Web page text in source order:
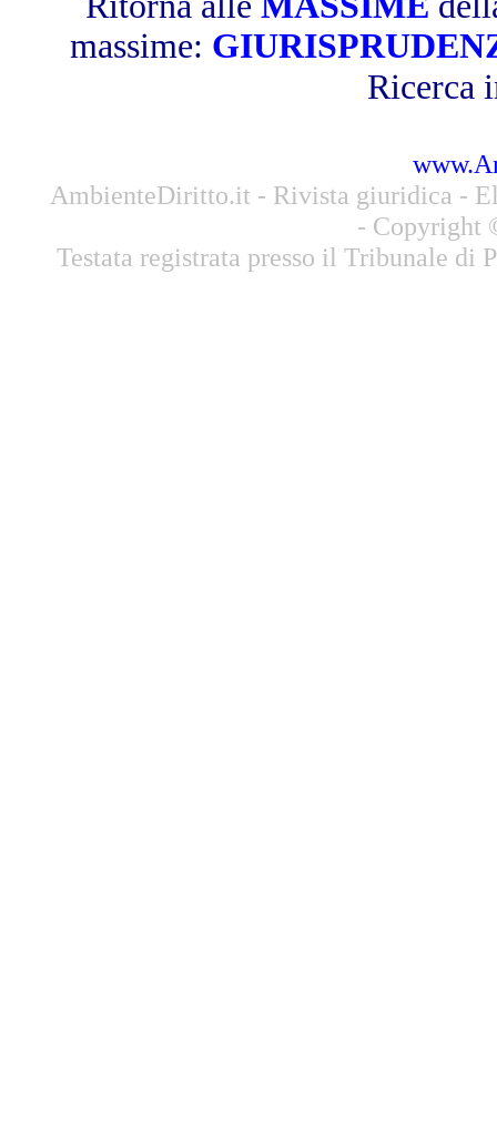
massime:
Ricerca
AmbienteDiritto.it - Rivista giuridica -
- Copyright
Testata registrata presso il Tribunale di